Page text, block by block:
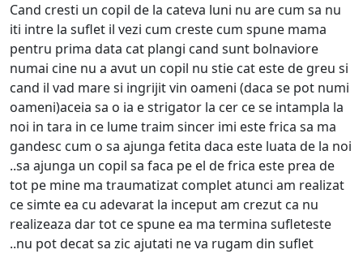
Cand cresti un copil de la cateva luni nu are cum sa nu
iti intre la suflet il vezi cum creste cum spune mama
pentru prima data cat plangi cand sunt bolnaviore
numai cine nu a avut un copil nu stie cat este de greu si
cand il vad mare si ingrijit vin oameni (daca se pot numi
oameni)aceia sa o ia e strigator la cer ce se intampla la
noi in tara in ce lume traim sincer imi este frica sa ma
gandesc cum o sa ajunga fetita daca este luata de la noi
..sa ajunga un copil sa faca pe el de frica este prea de
tot pe mine ma traumatizat complet atunci am realizat
ce simte ea cu adevarat la inceput am crezut ca nu
realizeaza dar tot ce spune ea ma termina sufleteste
..nu pot decat sa zic ajutati ne va rugam din suflet